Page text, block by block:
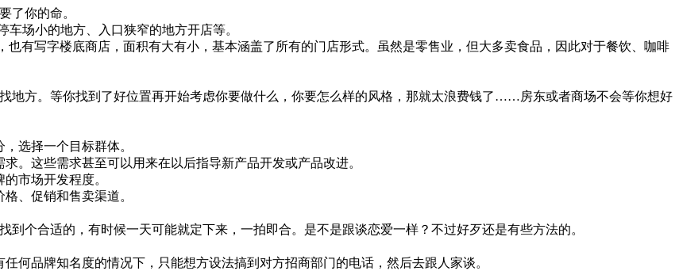
了你的命。
场小的地方、入口狭窄的地方开店等。
有写字楼底商店，面积有大有小，基本涵盖了所有的门店形式。虽然是零售业，但大多卖食品，因此对于餐饮、咖啡
地方。等你找到了好位置再开始考虑你要做什么，你要怎么样的风格，那就太浪费钱了……房东或者商场不会等你想好
选择一个目标群体。
。这些需求甚至可以用来在以后指导新产品开发或产品改进。
市场开发程度。
、促销和售卖渠道。
个合适的，有时候一天可能就定下来，一拍即合。是不是跟谈恋爱一样？不过好歹还是有些方法的。
何品牌知名度的情况下，只能想方设法搞到对方招商部门的电话，然后去跟人家谈。